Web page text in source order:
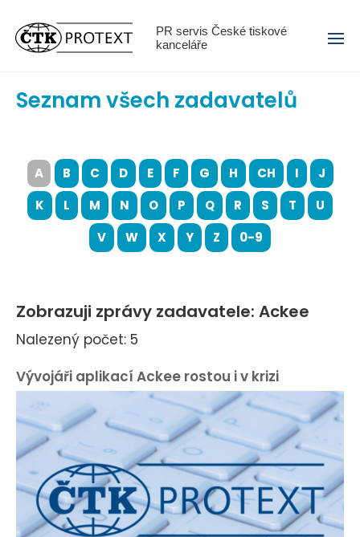
PR servis České tiskové
kanceláře
Menu
Seznam všech zadavatelů
A B C D E F G H CH I
J
K
L M N O P Q R S T
U
V
W X Y Z 0-9
Zobrazuji zprávy zadavatele: Ackee
Nalezený počet: 5
Vývojáři aplikací Ackee rostou i v krizi